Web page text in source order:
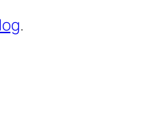
.